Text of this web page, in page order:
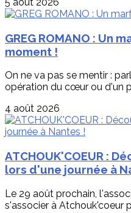
GREG ROMANO : Un
moment !
On ne va pas se mentir :
opération du cœur ou d'un
4 août 2026
ATCHOUK'COEUR :
lors d'une journée à
Le 29 août prochain,
s'associer à Atchouk'coeur